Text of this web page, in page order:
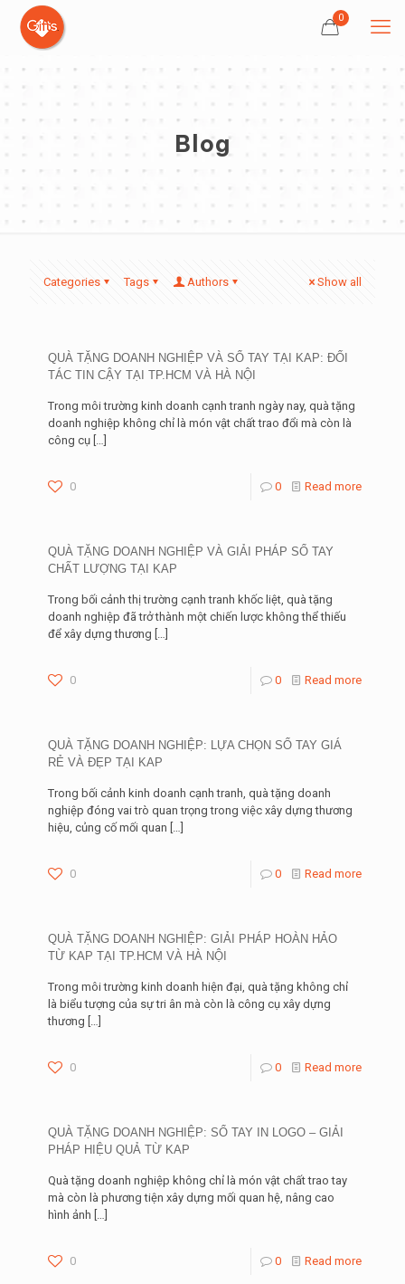
0
Blog
Categories Tags Authors Show all
QUÀ TẶNG DOANH NGHIỆP VÀ SỔ TAY TẠI KAP: ĐỐI
TÁC TIN CẬY TẠI TP.HCM VÀ HÀ NỘI
Trong môi trường kinh doanh cạnh tranh ngày nay, quà tặng
doanh nghiệp không chỉ là món vật chất trao đổi mà còn là
công cụ […]
0 0 Read more
QUÀ TẶNG DOANH NGHIỆP VÀ GIẢI PHÁP SỔ TAY
CHẤT LƯỢNG TẠI KAP
Trong bối cảnh thị trường cạnh tranh khốc liệt, quà tặng
doanh nghiệp đã trở thành một chiến lược không thể thiếu
để xây dựng thương […]
0 0 Read more
QUÀ TẶNG DOANH NGHIỆP: LỰA CHỌN SỔ TAY GIÁ
RẺ VÀ ĐẸP TẠI KAP
Trong bối cảnh kinh doanh cạnh tranh, quà tặng doanh
nghiệp đóng vai trò quan trọng trong việc xây dựng thương
hiệu, củng cố mối quan […]
0 0 Read more
QUÀ TẶNG DOANH NGHIỆP: GIẢI PHÁP HOÀN HẢO
TỪ KAP TẠI TP.HCM VÀ HÀ NỘI
Trong môi trường kinh doanh hiện đại, quà tặng không chỉ
là biểu tượng của sự tri ân mà còn là công cụ xây dựng
thương […]
0 0 Read more
QUÀ TẶNG DOANH NGHIỆP: SỔ TAY IN LOGO – GIẢI
PHÁP HIỆU QUẢ TỪ KAP
Quà tặng doanh nghiệp không chỉ là món vật chất trao tay
mà còn là phương tiện xây dựng mối quan hệ, nâng cao
hình ảnh […]
0 0 Read more